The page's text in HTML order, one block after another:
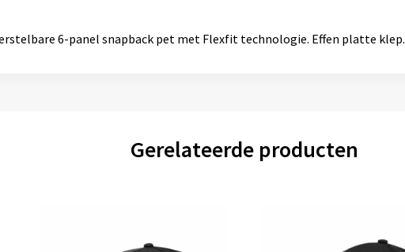
6-panel snapback pet met Flexfit technologie. Effen platte klep.
Gerelateerde producten